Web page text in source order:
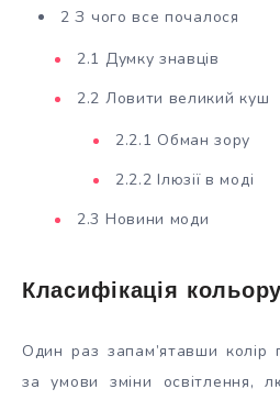
2 З чого все почалося
2.1 Думку знавців
2.2 Ловити великий куш
2.2.1 Обман зору
2.2.2 Ілюзії в моді
2.3 Новини моди
Класифікація кольору
Один раз запам’ятавши колір
за умови зміни освітлення,